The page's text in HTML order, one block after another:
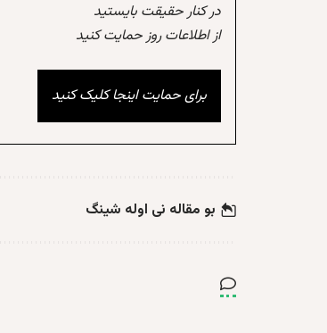
در کنار حقیقت بایستید
از اطلاعات روز حمایت کنید
برای حمایت اینجا کلیک کنید
بو مقاله نی اوله شینگ